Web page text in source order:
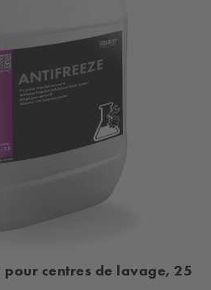
pour centres de lavage, 25